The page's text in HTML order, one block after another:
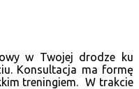
w Twojej drodze ku
Konsultacja ma formę
treningiem. W trakcie